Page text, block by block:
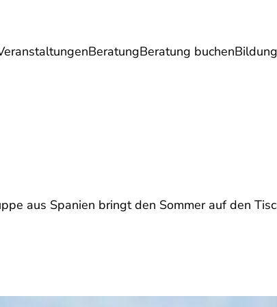
BeratungBeratung buchenBildung
Gesundheit Energie
aus Spanien bringt den Sommer auf den